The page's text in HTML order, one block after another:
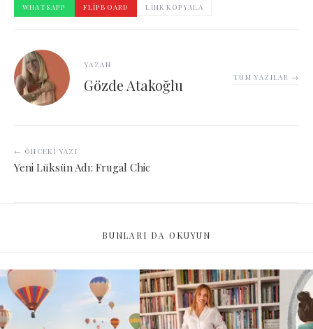
WHATSAPP
FLIPBOARD LINK KOPYALA
YAZAN
Gözde Atakoğlu TÜM YAZILAR →
← ÖNCEKI YAZI
Yeni Lüksün Adı: Frugal Chic
BUNLARI DA OKUYUN